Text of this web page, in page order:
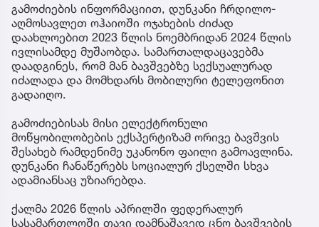
გამოძიების ინფორმაციით, დუნკანი ჩრდილო-
აღმოსავლეთ ოჰაიოში ოჯახების ძიძად
დაახლოებით 2023 წლის ნოემბრიდან 2024 წლის
ივლისამდე მუშაობდა. სამართალდაცავებმა
დაადგინეს, რომ მან ბავშვებზე სექსუალურად
იძალადა და მომხდარს მობილური ტელეფონით
გადაიღო.
გამოძიებისას მისი ელექტრონული
მოწყობილობების ექსპერტიზამ ორივე ბავშვის
შესახებ რამდენიმე უკანონო ფაილი გამოავლინა.
დუნკანი ჩანაწერებს სოციალურ ქსელში სხვა
ადამიანსაც უზიარებდა.
ქალმა 2026 წლის აპრილში ფედერალურ
სასამართლოში თავი დამნაშავედ ცნო ბავშვების